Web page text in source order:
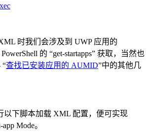
时我们会涉及到 UWP 应用的
的 “get-startapps” 获取，当然也
“查找已安装应用的 AUMID”中的其他几
下脚本加载 XML 配置，便可实现
Mode。